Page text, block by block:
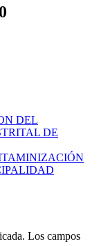
DEL
DE
Los campos